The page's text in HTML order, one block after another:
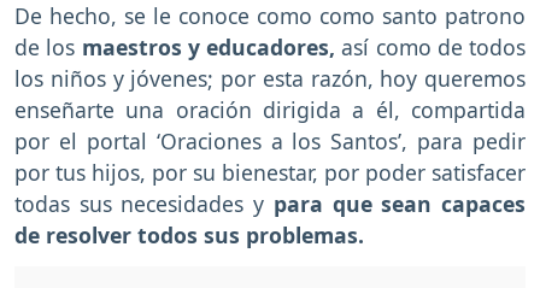
De hecho, se le conoce como como santo patrono
de los maestros y educadores, así como de todos
los niños y jóvenes; por esta razón, hoy queremos
enseñarte una oración dirigida a él, compartida
por el portal ‘Oraciones a los Santos’, para pedir
por tus hijos, por su bienestar, por poder satisfacer
todas sus necesidades y para que sean capaces
de resolver todos sus problemas.